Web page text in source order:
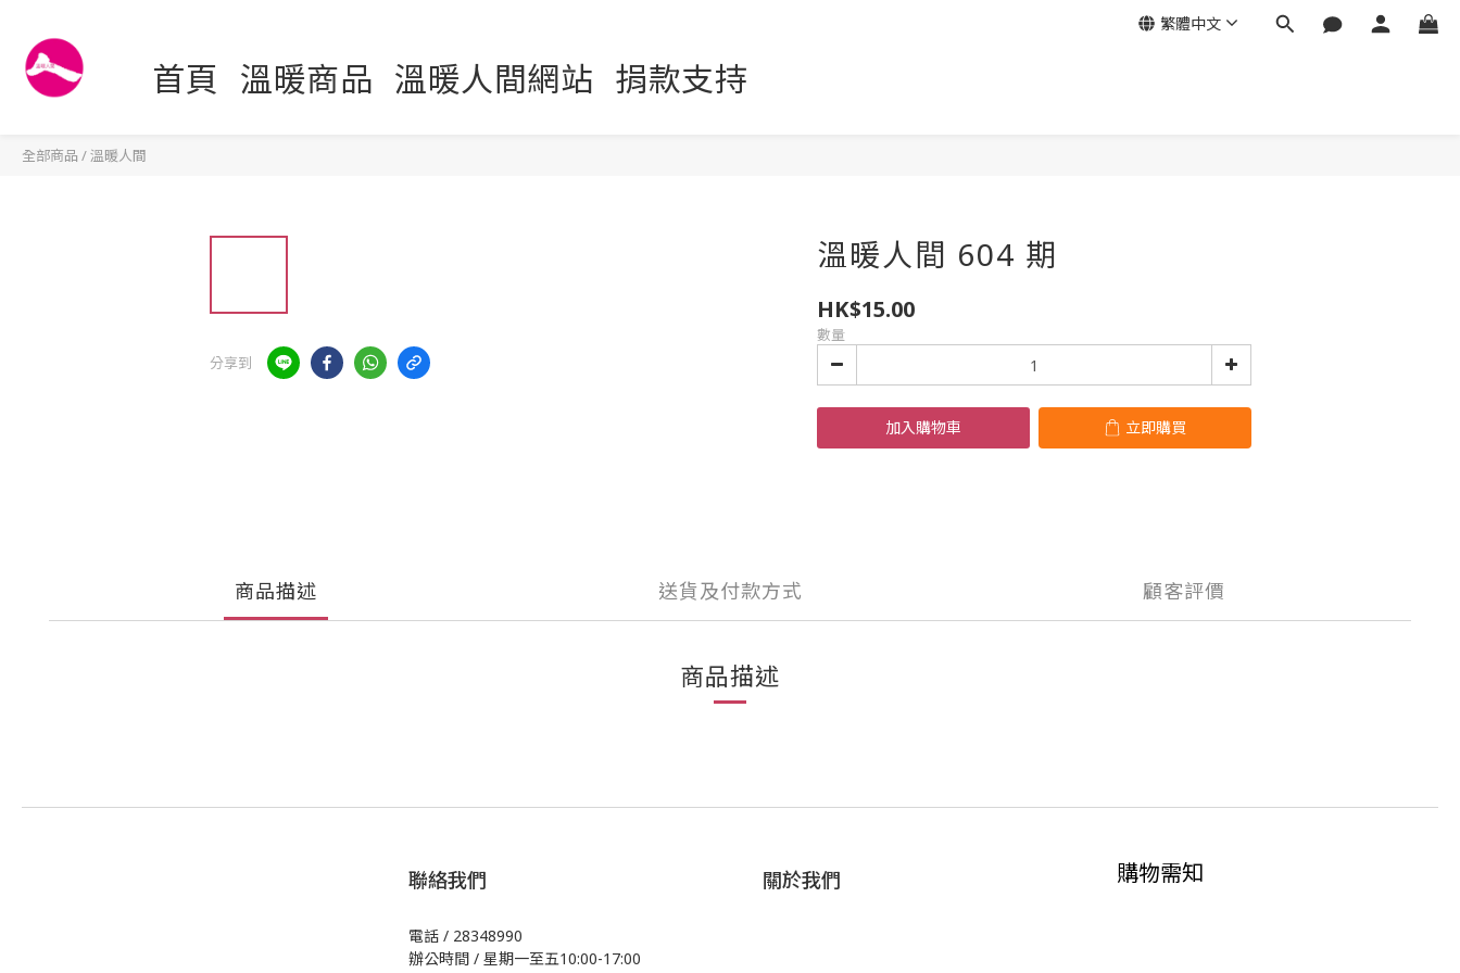
首頁 溫暖商品 溫暖人間網站 捐款支持
繁體中文
全部商品 /溫暖人間
分享到
溫暖人間 604 期
HK$15.00
數量
加入購物車 立即購買
商品描述 送貨及付款方式 顧客評價
商品描述
聯絡我們
電話 / 28348990
辦公時間 / 星期一至五10:00-17:00
關於我們 購物需知